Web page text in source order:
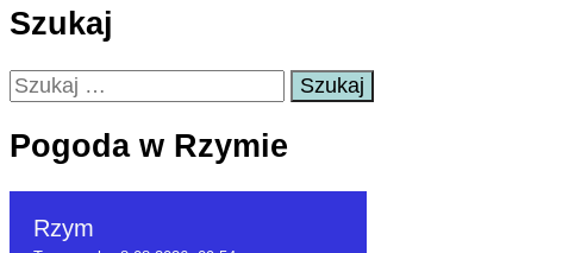
Szukaj
Szukaj:
Pogoda w Rzymie